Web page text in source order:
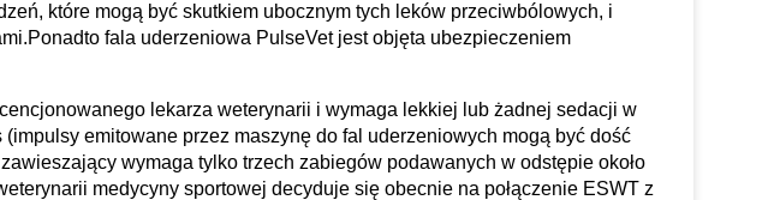
które mogą być skutkiem ubocznym tych leków przeciwbólowych, i
fala uderzeniowa PulseVet jest objęta ubezpieczeniem
lekarza weterynarii i wymaga lekkiej lub żadnej sedacji w
emitowane przez maszynę do fal uderzeniowych mogą być dość
wymaga tylko trzech zabiegów podawanych w odstępie około
medycyny sportowej decyduje się obecnie na połączenie ESWT z